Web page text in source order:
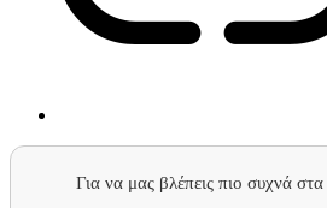
Για να μας βλέπεις πιο συχνά